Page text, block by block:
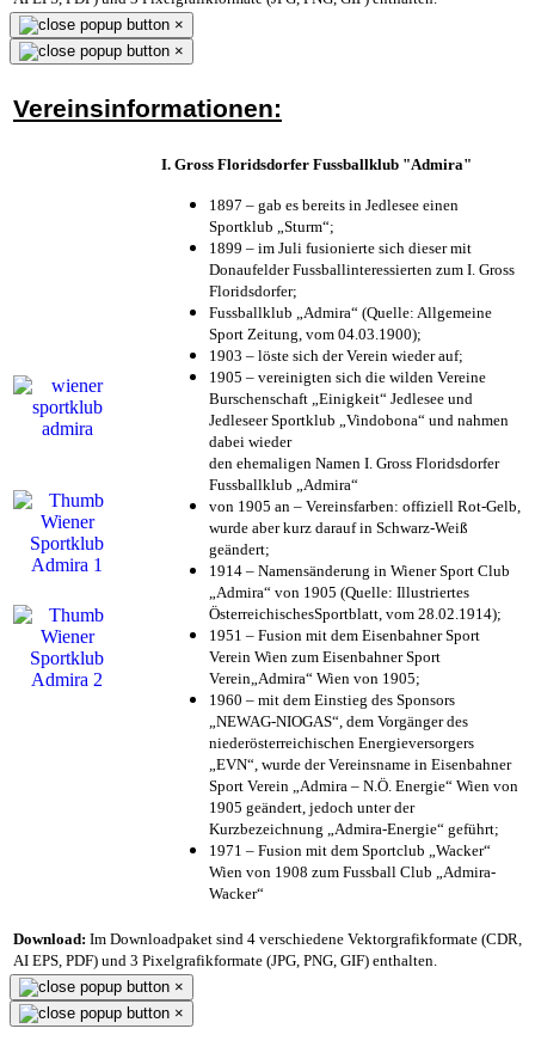
×
×
Vereinsinformationen:
I. Gross Floridsdorfer Fussballklub "Admira"
1897 – gab es bereits in Jedlesee einen
Sportklub „Sturm“;
1899 – im Juli fusionierte sich dieser mit
Donaufelder Fussballinteressierten zum I. Gross
Floridsdorfer;
Fussballklub „Admira“ (Quelle: Allgemeine
Sport Zeitung, vom 04.03.1900);
1903 – löste sich der Verein wieder auf;
1905 – vereinigten sich die wilden Vereine
Burschenschaft „Einigkeit“ Jedlesee und
Jedleseer Sportklub „Vindobona“ und nahmen
dabei wieder
den ehemaligen Namen I. Gross Floridsdorfer
Fussballklub „Admira“
von 1905 an – Vereinsfarben: offiziell Rot-Gelb,
wurde aber kurz darauf in Schwarz-Weiß
geändert;
1914 – Namensänderung in Wiener Sport Club
„Admira“ von 1905 (Quelle: Illustriertes
ÖsterreichischesSportblatt, vom 28.02.1914);
1951 – Fusion mit dem Eisenbahner Sport
Verein Wien zum Eisenbahner Sport
Verein„Admira“ Wien von 1905;
1960 – mit dem Einstieg des Sponsors
„NEWAG-NIOGAS“, dem Vorgänger des
niederösterreichischen Energieversorgers
„EVN“, wurde der Vereinsname in Eisenbahner
Sport Verein „Admira – N.Ö. Energie“ Wien von
1905 geändert, jedoch unter der
Kurzbezeichnung „Admira-Energie“ geführt;
1971 – Fusion mit dem Sportclub „Wacker“
Wien von 1908 zum Fussball Club „Admira-
Wacker“
Download: Im Downloadpaket sind 4 verschiedene Vektorgrafikformate (CDR,
AI EPS, PDF) und 3 Pixelgrafikformate (JPG, PNG, GIF) enthalten.
×
×